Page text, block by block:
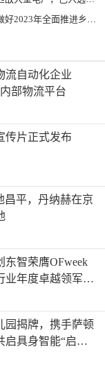
村振兴重点工作的意见》发布
流自动化企业
部物流平台
传片正式发布
昌平，丹纳赫在京
东智荣膺OFweek
业年度卓越领军企
园揭牌，携手萨顿
启具身智能“启蒙